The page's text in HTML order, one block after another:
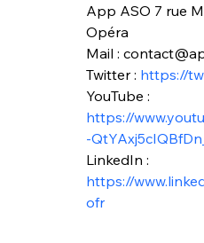
App ASO 7 rue
Opéra
Mail :
Twitter : https://
YouTube :
https://
-
LinkedIn :
https://
ofr